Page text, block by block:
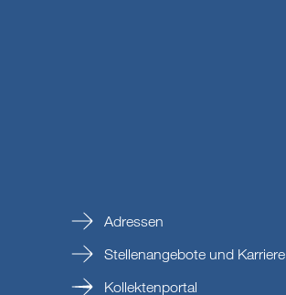
Adressen
Stellenangebote und Karriere
Kollektenportal